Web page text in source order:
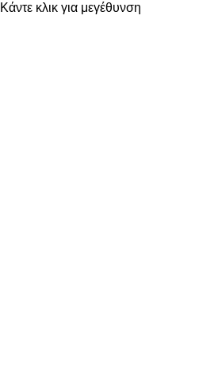
Κάντε κλικ για μεγέθυνση